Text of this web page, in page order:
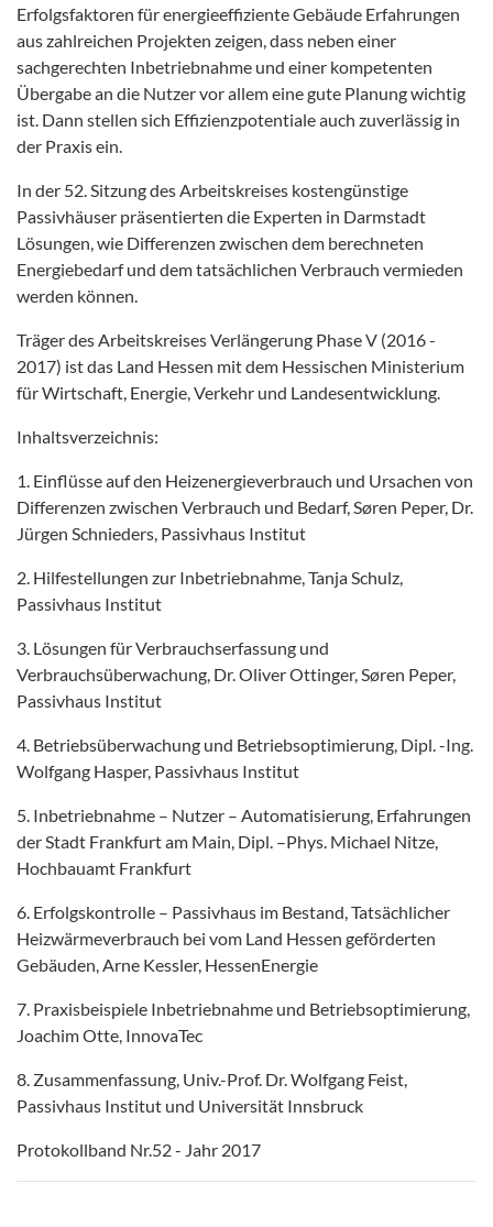
Erfolgsfaktoren für energieeffiziente Gebäude Erfahrungen
aus zahlreichen Projekten zeigen, dass neben einer
sachgerechten Inbetriebnahme und einer kompetenten
Übergabe an die Nutzer vor allem eine gute Planung wichtig
ist. Dann stellen sich Effizienzpotentiale auch zuverlässig in
der Praxis ein.
In der 52. Sitzung des Arbeitskreises kostengünstige
Passivhäuser präsentierten die Experten in Darmstadt
Lösungen, wie Differenzen zwischen dem berechneten
Energiebedarf und dem tatsächlichen Verbrauch vermieden
werden können.
Träger des Arbeitskreises Verlängerung Phase V (2016 -
2017) ist das Land Hessen mit dem Hessischen Ministerium
für Wirtschaft, Energie, Verkehr und Landesentwicklung.
Inhaltsverzeichnis:
1. Einflüsse auf den Heizenergieverbrauch und Ursachen von
Differenzen zwischen Verbrauch und Bedarf, Søren Peper, Dr.
Jürgen Schnieders, Passivhaus Institut
2. Hilfestellungen zur Inbetriebnahme, Tanja Schulz,
Passivhaus Institut
3. Lösungen für Verbrauchserfassung und
Verbrauchsüberwachung, Dr. Oliver Ottinger, Søren Peper,
Passivhaus Institut
4. Betriebsüberwachung und Betriebsoptimierung, Dipl. -Ing.
Wolfgang Hasper, Passivhaus Institut
5. Inbetriebnahme – Nutzer – Automatisierung, Erfahrungen
der Stadt Frankfurt am Main, Dipl. –Phys. Michael Nitze,
Hochbauamt Frankfurt
6. Erfolgskontrolle – Passivhaus im Bestand, Tatsächlicher
Heizwärmeverbrauch bei vom Land Hessen geförderten
Gebäuden, Arne Kessler, HessenEnergie
7. Praxisbeispiele Inbetriebnahme und Betriebsoptimierung,
Joachim Otte, InnovaTec
8. Zusammenfassung, Univ.-Prof. Dr. Wolfgang Feist,
Passivhaus Institut und Universität Innsbruck
Protokollband Nr.52 - Jahr 2017